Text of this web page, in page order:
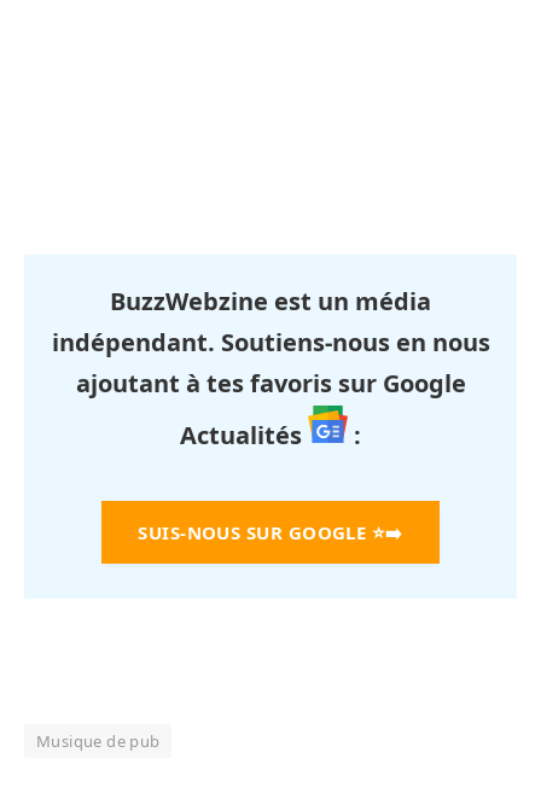
BuzzWebzine est un média
indépendant. Soutiens-nous en nous
ajoutant à tes favoris sur Google
Actualités
:
SUIS-NOUS SUR GOOGLE ⭐➡️
Musique de pub